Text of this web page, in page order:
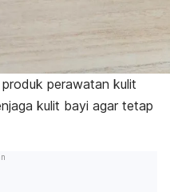
perawatan kulit
kulit bayi agar tetap